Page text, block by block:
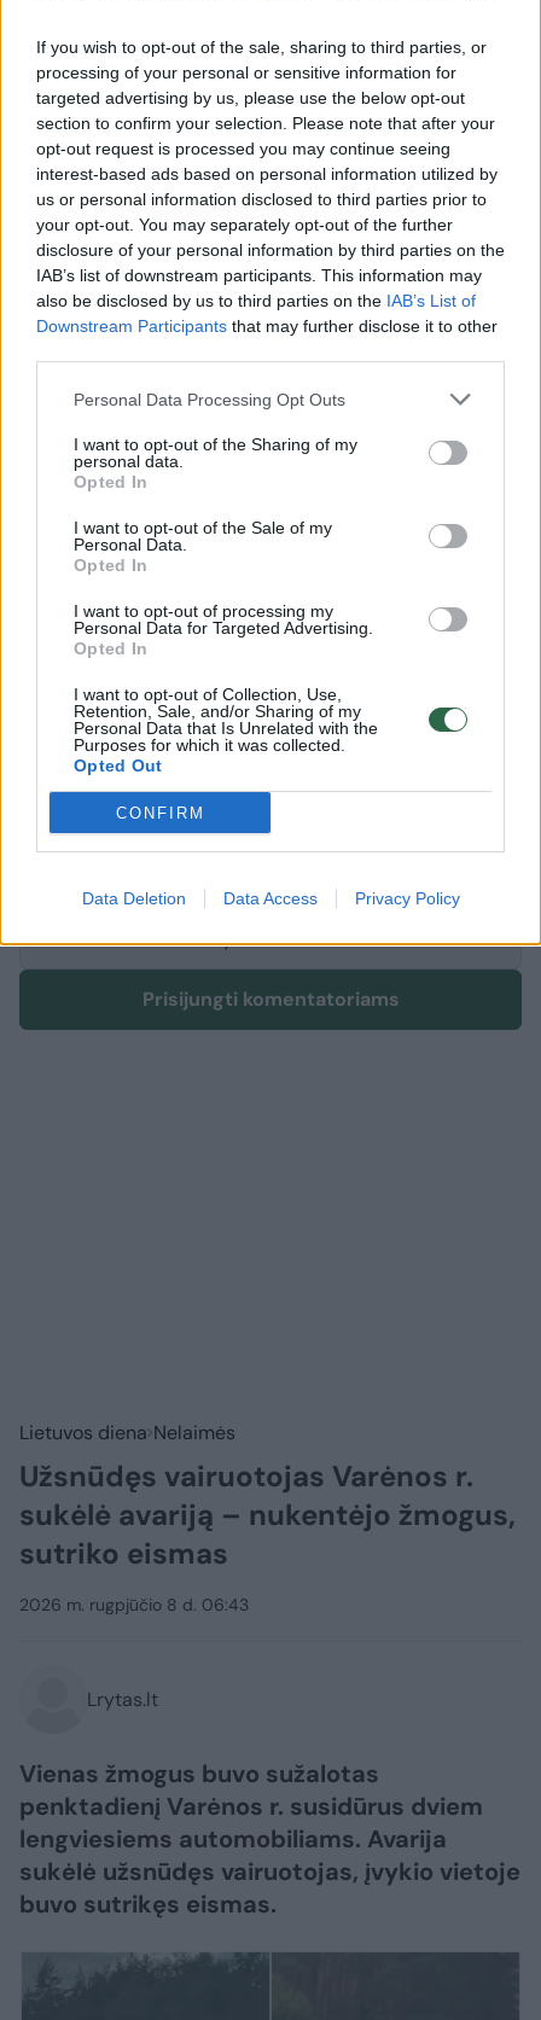
If you wish to opt-out of the sale, sharing to third parties, or
processing of your personal or sensitive information for
targeted advertising by us, please use the below opt-out
section to confirm your selection. Please note that after your
opt-out request is processed you may continue seeing
interest-based ads based on personal information utilized by
us or personal information disclosed to third parties prior to
your opt-out. You may separately opt-out of the further
disclosure of your personal information by third parties on the
IAB’s list of downstream participants. This information may
also be disclosed by us to third parties on the IAB’s List of
Downstream Participants that may further disclose it to other
Personal Data Processing Opt Outs
I want to opt-out of the Sharing of my
personal data.
Opted In
I want to opt-out of the Sale of my
Personal Data.
Opted In
I want to opt-out of processing my
Personal Data for Targeted Advertising.
Opted In
I want to opt-out of Collection, Use,
Retention, Sale, and/or Sharing of my
Personal Data that Is Unrelated with the
Purposes for which it was collected.
Opted Out
CONFIRM
Data Deletion Data Access Privacy Policy
Daugiau nuotraukų (1)
Vasario 1 d. apie 9 val. 5 min. Vilniuje, Panerių
g., apleistame pastate, rastas mirusio vyro
(gim. 1964 m.) kūnas.
Vasario 1 d. apie 7 val. 10 min. Klaipėdos r.,
Slengių k., rastas mirusio nenustatytos
tapatybės ir amžiaus vyriškio kūnas be
išorinių smurto žymių.
Abiem atvejais pradėtas ikiteisminis tyrimas
mirties priežasčiai nustatyti.
tapatybė ikiteisminis tyrimas
Komentuoti po šiuo straipsniu
Komentuoti gali tik Lrytas registruoti vartotojai.
Prisijunkite prie registruotų vartotojų
bendruomenės ir bendraukite komentaruose!
Rodyti komentarus
Prisijungti komentatoriams
Lietuvos diena Nelaimės
Užsnūdęs vairuotojas Varėnos r.
sukėlė avariją – nukentėjo žmogus,
sutriko eismas
2026 m. rugpjūčio 8 d. 06:43
Lrytas.lt
Vienas žmogus buvo sužalotas
penktadienį Varėnos r. susidūrus dviem
lengviesiems automobiliams. Avarija
sukėlė užsnūdęs vairuotojas, įvykio vietoje
buvo sutrikęs eismas.